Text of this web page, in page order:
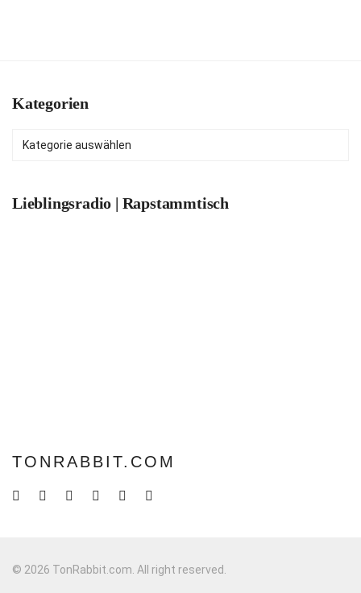
Kategorien
Lieblingsradio | Rapstammtisch
TONRABBIT.COM
© 2026 TonRabbit.com. All right reserved.